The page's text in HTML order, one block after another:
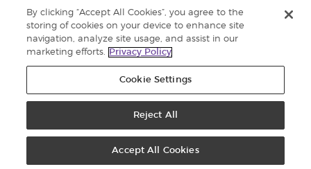
By clicking “Accept All Cookies”, you agree to the
storing of cookies on your device to enhance site
navigation, analyze site usage, and assist in our
marketing efforts.
Privacy Policy
Cookie Settings
Reject All
Accept All Cookies